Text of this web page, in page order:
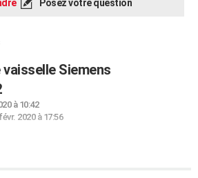
Posez votre question
Siemens
à 10:42
2020 à 17:56